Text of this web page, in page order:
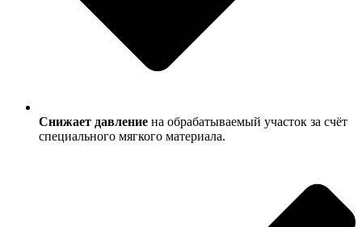
Снижает давление на обрабатываемый участок за счёт
специального мягкого материала.